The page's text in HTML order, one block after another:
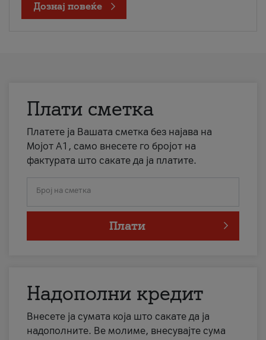
Дознај повеќе
Плати сметка
Платете ја Вашата сметка без најава на
Мојот А1, само внесете го бројот на
фактурата што сакате да ја платите.
Број на сметка
Плати
Надополни кредит
Внесете ја сумата која што сакате да ја
надополните. Ве молиме, внесувајте сума